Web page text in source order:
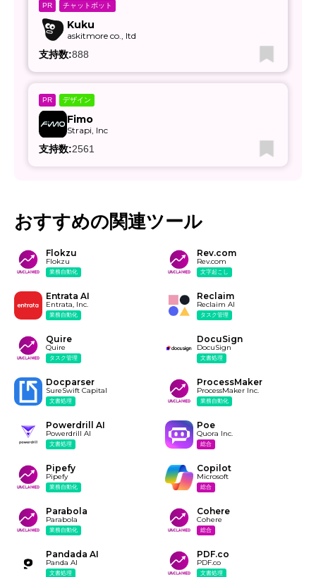
PR チャットボット
Kuku
askitmore co., ltd
支持数:888
PR デザイン
Fimo
Strapi, Inc
支持数:2561
おすすめの関連ツール
Flokzu
Flokzu
業務自動化
Rev.com
Rev.com
文字起こし
Entrata AI
Entrata, Inc.
業務自動化
Reclaim
Reclaim AI
タスク管理
Quire
Quire
タスク管理
DocuSign
DocuSign
文書処理
Docparser
SureSwift Capital
文書処理
ProcessMaker
ProcessMaker Inc.
業務自動化
Powerdrill AI
Powerdrill AI
文書処理
Poe
Quora Inc.
総合
Pipefy
Pipefy
業務自動化
Copilot
Microsoft
総合
Parabola
Parabola
業務自動化
Cohere
Cohere
総合
Pandada AI
Panda AI
文書処理
PDF.co
PDF.co
文書処理